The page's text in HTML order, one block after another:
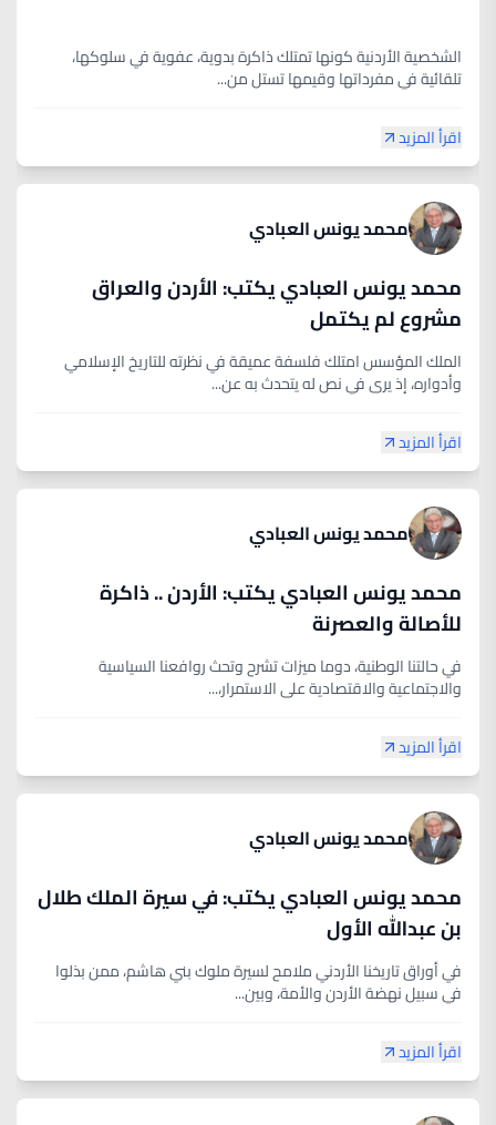
الشخصية الأردنية كونها تمتلك ذاكرة بدوية، عفوية في سلوكها،
تلقائية في مفرداتها وقيمها تستل من...
اقرأ المزيد
محمد يونس العبادي
محمد يونس العبادي يكتب: الأردن والعراق
مشروع لم يكتمل
الملك المؤسس امتلك فلسفة عميقة في نظرته للتاريخ الإسلامي
وأدواره، إذ يرى في نص له يتحدث به عن...
اقرأ المزيد
محمد يونس العبادي
محمد يونس العبادي يكتب: الأردن .. ذاكرة
للأصالة والعصرنة
في حالتنا الوطنية، دوما ميزات تشرح وتحث روافعنا السياسية
والاجتماعية والاقتصادية على الاستمرار،...
اقرأ المزيد
محمد يونس العبادي
محمد يونس العبادي يكتب: في سيرة الملك طلال
بن عبدالله الأول
في أوراق تاريخنا الأردني ملامح لسيرة ملوك بني هاشم، ممن بذلوا
في سبيل نهضة الأردن والأمة، وبين...
اقرأ المزيد